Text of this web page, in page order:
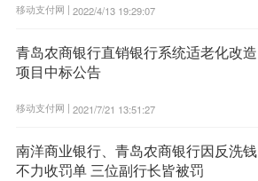
移动支付网 | 2022/4/13 19:29:07
青岛农商银行直销银行系统适老化改造
项目中标公告
移动支付网 | 2021/7/21 13:51:27
南洋商业银行、青岛农商银行因反洗钱
不力收罚单 三位副行长皆被罚